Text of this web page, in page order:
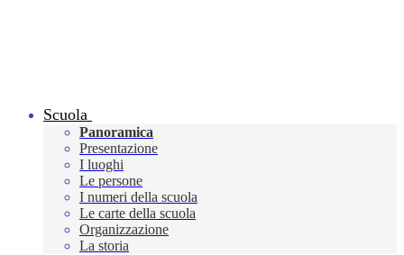
Scuola
Panoramica
Presentazione
I luoghi
Le persone
I numeri della scuola
Le carte della scuola
Organizzazione
La storia